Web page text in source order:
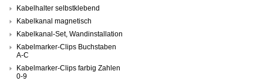
Kabelhalter selbstklebend
Kabelkanal magnetisch
Kabelkanal-Set, Wandinstallation
Kabelmarker-Clips Buchstaben
A-C
Kabelmarker-Clips farbig Zahlen
0-9